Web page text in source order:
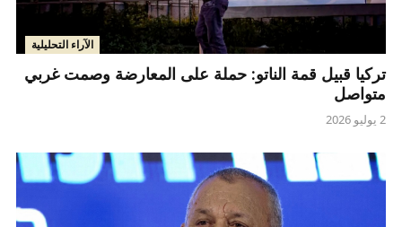
الآراء التحليلية
تركيا قبيل قمة الناتو: حملة على المعارضة وصمت غربي
متواصل
2 يوليو 2026